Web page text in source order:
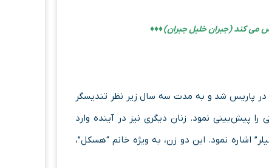
می کند (جبران خلیل جبران) ♦♦♦
وارد فرهنگستان هنرهای عالی در پاریس شد و به مدت سه سال زیر نظر تندیسگر
پیش‌بینی نمود. زنان دیگری نیز در آینده وارد
اشاره نمود. این دو زن، به ویژه خانم “هسکل”،